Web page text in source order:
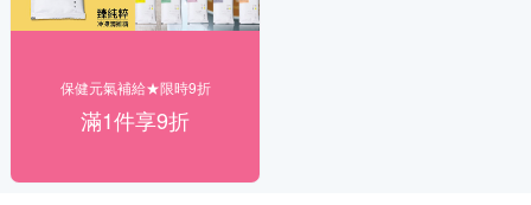
保健元氣補給★限時9折
滿1件享9折